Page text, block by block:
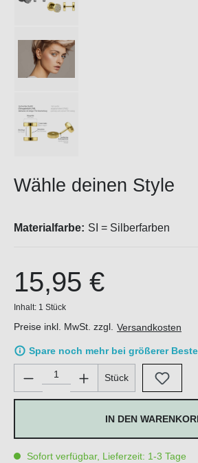
Wähle deinen Style
Materialfarbe: SI = Silberfarben
15,95 €
Inhalt: 1 Stück
Preise inkl. MwSt. zzgl. Versandkosten
Spare noch mehr bei größerer
Produkt Anzahl: Gib den
Stück
IN DEN
Sofort verfügbar, Lieferzeit: 1-3 Tage